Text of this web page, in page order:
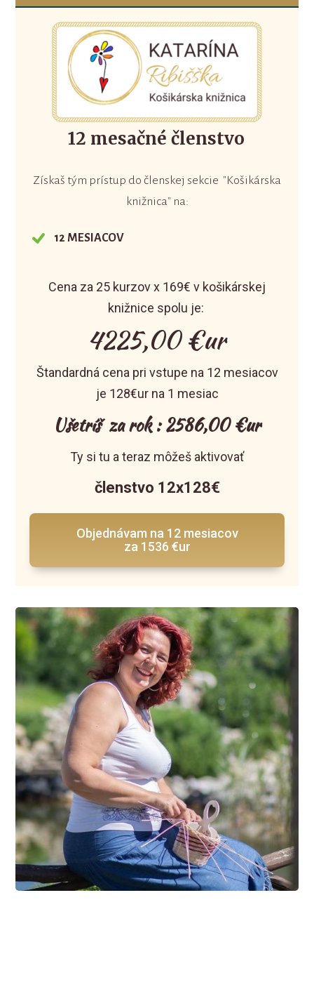
12 mesačné členstvo
Získaš tým prístup do členskej sekcie "Košikárska
knižnica" na:
12 MESIACOV
Cena za 25 kurzov x 169€ v košikárskej
knižnice spolu je:
4225,00 €ur
Štandardná cena pri vstupe na 12 mesiacov
je 128€ur na 1 mesiac
Ušetríš za rok : 2586,00 €ur
Ty si tu a teraz môžeš aktivovať
členstvo 12x128€
Objednávam na 12 mesiacov
za 1536 €ur